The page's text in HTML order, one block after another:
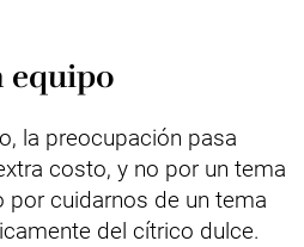
equipo
la preocupación pasa
costo, y no por un tema
por cuidarnos de un tema
del cítrico dulce.